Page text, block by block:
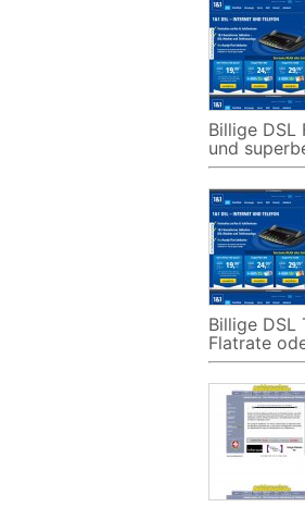
Billige DSL
und
Billige DSL
Flatrate